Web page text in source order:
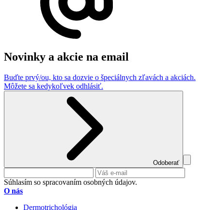
Novinky a akcie na email
Buďte prvý/ou, kto sa dozvie o špeciálnych zľavách a akciách.
Môžete sa kedykoľvek odhlásiť.
Odoberať
Súhlasím so spracovaním osobných údajov.
O nás
Dermotrichológia